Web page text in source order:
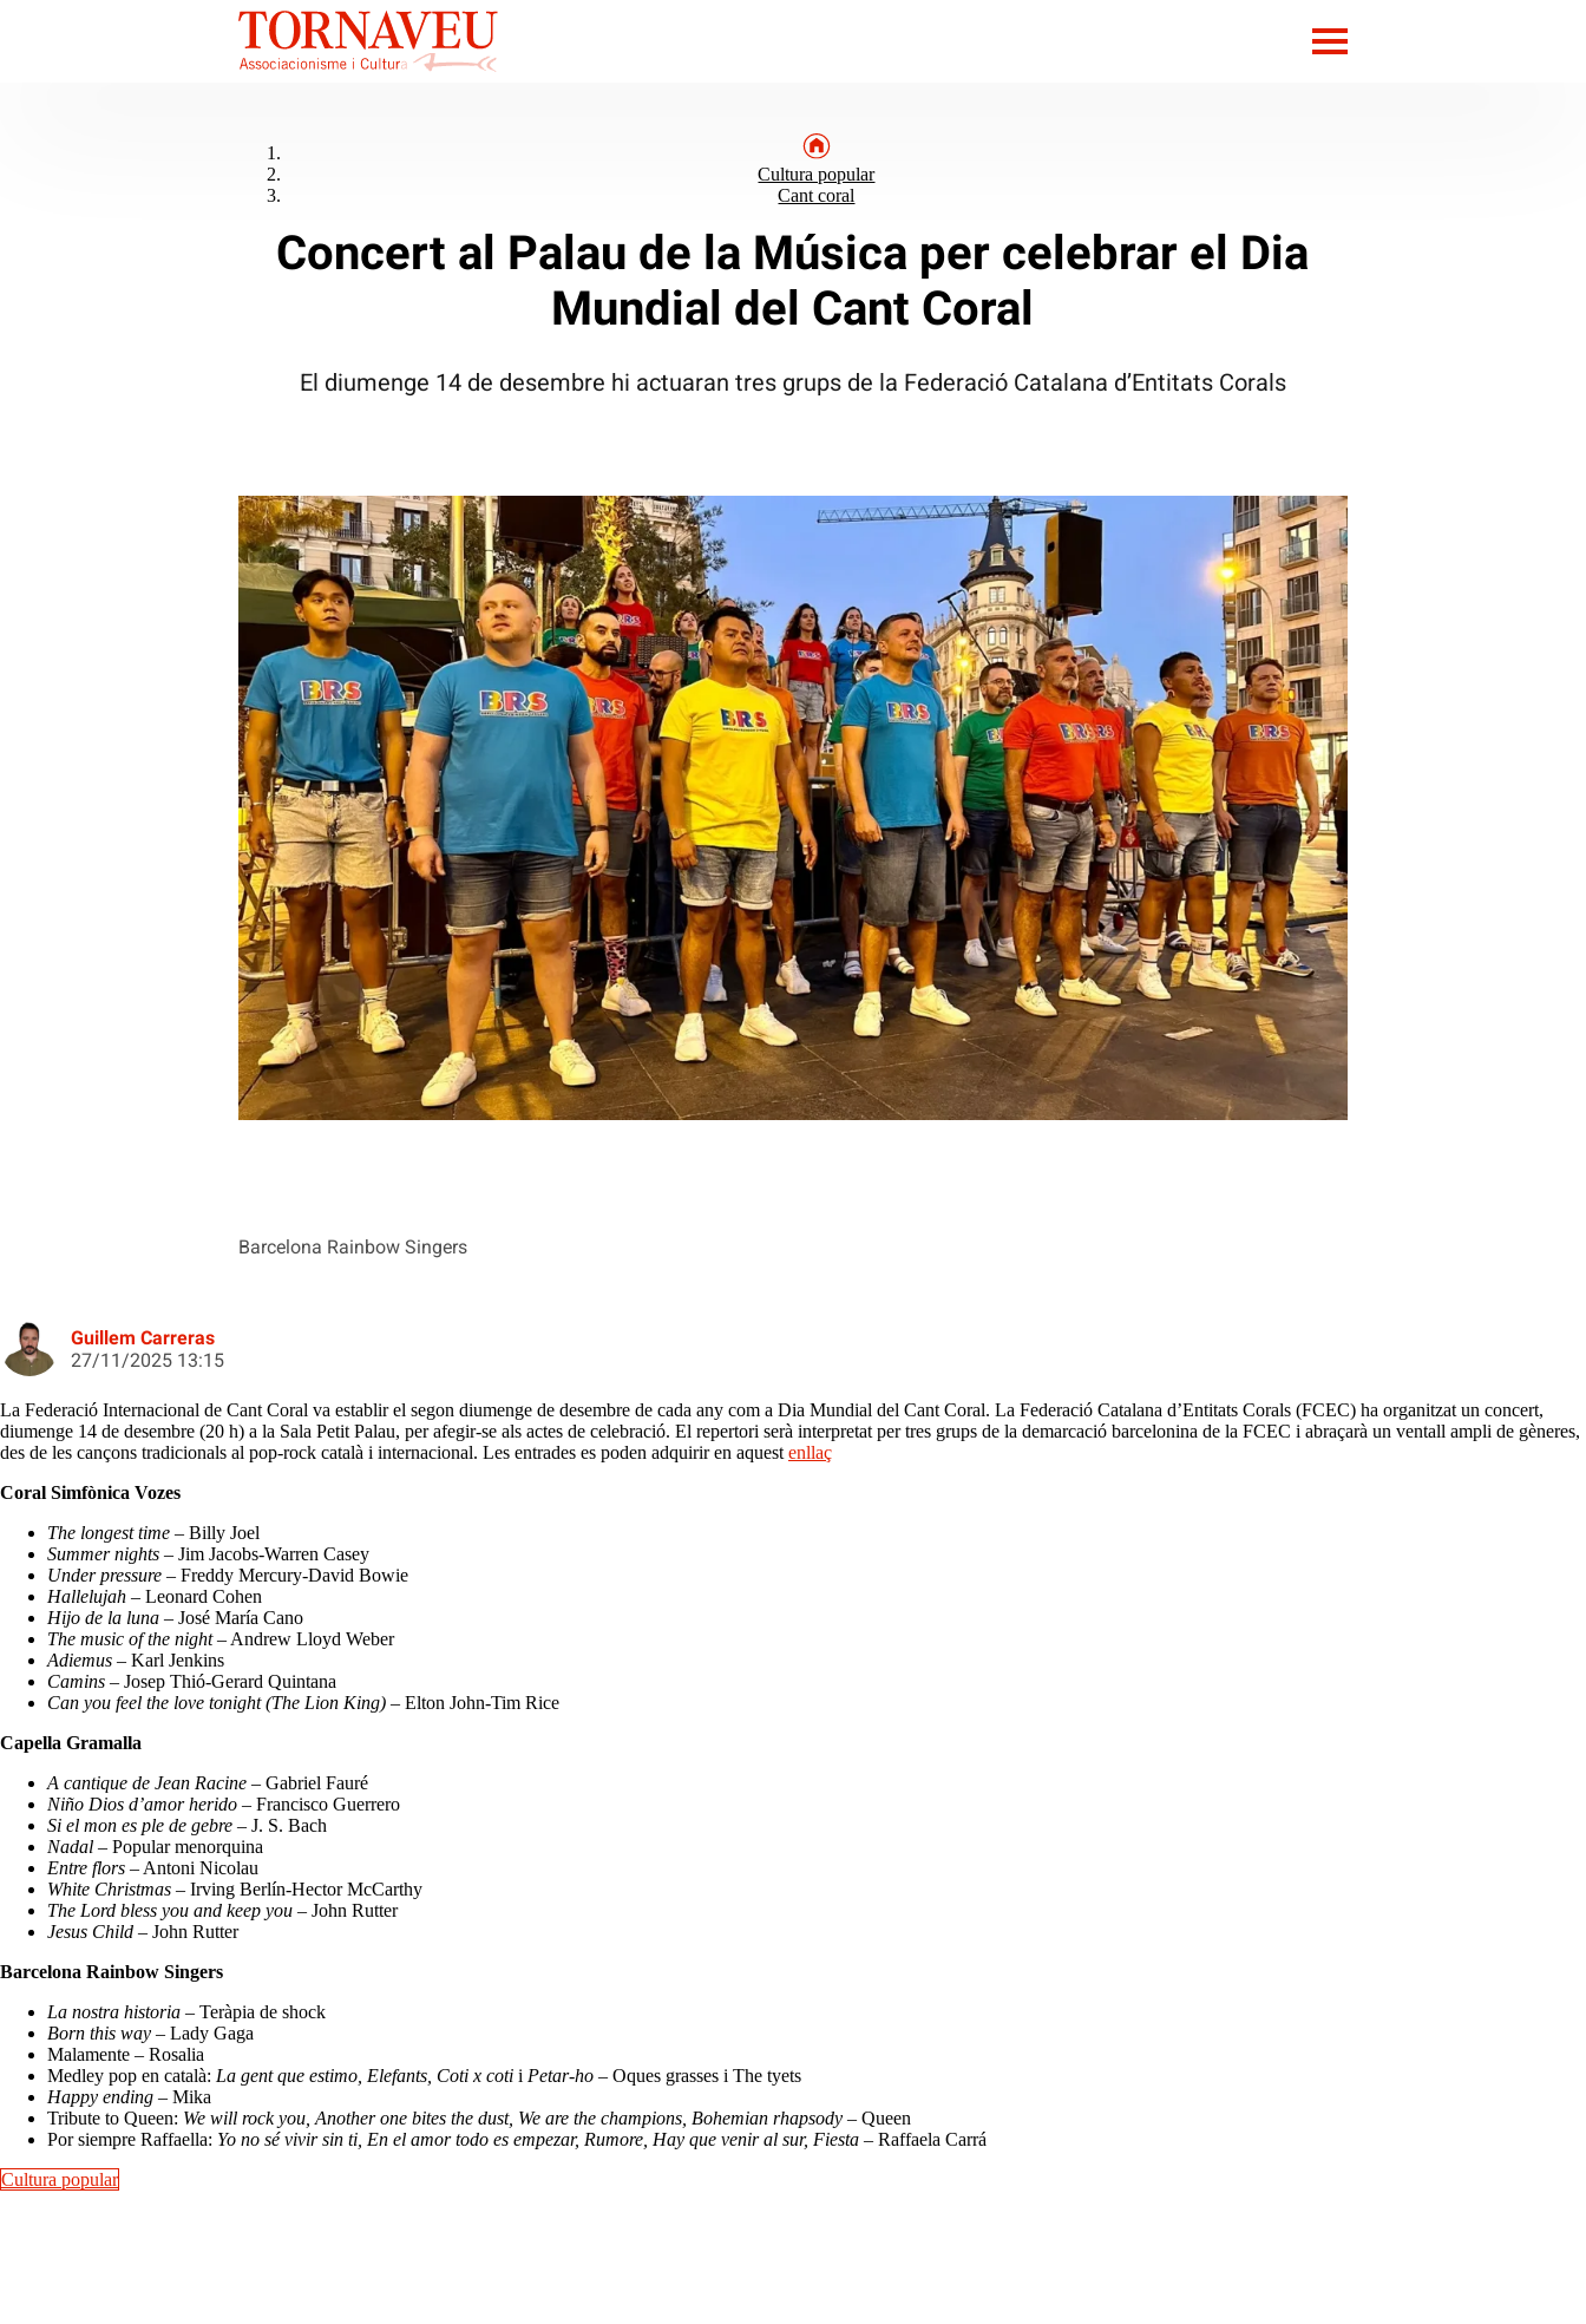
Barcelona Rainbow Singers
Cultura popular
Cant coral
Concert al Palau de la Música per celebrar el Dia
Mundial del Cant Coral
El diumenge 14 de desembre hi actuaran tres grups de la Federació Catalana d’Entitats Corals
Guillem Carreras
27/11/2025 13:15
La Federació Internacional de Cant Coral va establir el segon diumenge de desembre de cada any com a Dia Mundial del Cant Coral. La Federació Catalana d’Entitats Corals (FCEC) ha organitzat un concert,
diumenge 14 de desembre (20 h) a la Sala Petit Palau, per afegir-se als actes de celebració. El repertori serà interpretat per tres grups de la demarcació barcelonina de la FCEC i abraçarà un ventall ampli de gèneres,
des de les cançons tradicionals al pop-rock català i internacional. Les entrades es poden adquirir en aquestenllaç
Coral Simfònica Vozes
The longest time – Billy Joel
Summer nights – Jim Jacobs-Warren Casey
Under pressure – Freddy Mercury-David Bowie
Hallelujah – Leonard Cohen
Hijo de la luna – José María Cano
The music of the night– Andrew Lloyd Weber
Adiemus – Karl Jenkins
Camins – Josep Thió-Gerard Quintana
Can you feel the love tonight (The Lion King) – Elton John-Tim Rice
Capella Gramalla
A cantique de Jean Racine – Gabriel Fauré
Niño Dios d’amor herido – Francisco Guerrero
Si el mon es ple de gebre – J. S. Bach
Nadal – Popular menorquina
Entre flors – Antoni Nicolau
White Christmas – Irving Berlín-Hector McCarthy
The Lord bless you and keep you – John Rutter
Jesus Child – John Rutter
Barcelona Rainbow Singers
La nostra historia – Teràpia de shock
Born this way – Lady Gaga
Malamente – Rosalia
Medley pop en català: La gent que estimo, Elefants, Coti x coti i Petar-ho – Oques grasses i The tyets
Happy ending – Mika
Tribute to Queen: We will rock you, Another one bites the dust, We are the champions, Bohemian rhapsody – Queen
Por siempre Raffaella: Yo no sé vivir sin ti, En el amor todo es empezar, Rumore, Hay que venir al sur, Fiesta – Raffaela Carrá
Cultura popular